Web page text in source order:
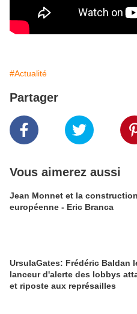
#Actualité
Partager
Vous aimerez aussi
Jean Monnet et la construction
européenne - Eric Branca
UrsulaGates: Frédéric Baldan
lanceur d'alerte des lobbys
et riposte aux représailles